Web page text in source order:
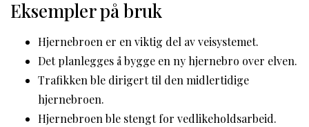
Eksempler på bruk
Hjernebroen er en viktig del av veisystemet.
Det planlegges å bygge en ny hjernebro over elven.
Trafikken ble dirigert til den midlertidige
hjernebroen.
Hjernebroen ble stengt for vedlikeholdsarbeid.